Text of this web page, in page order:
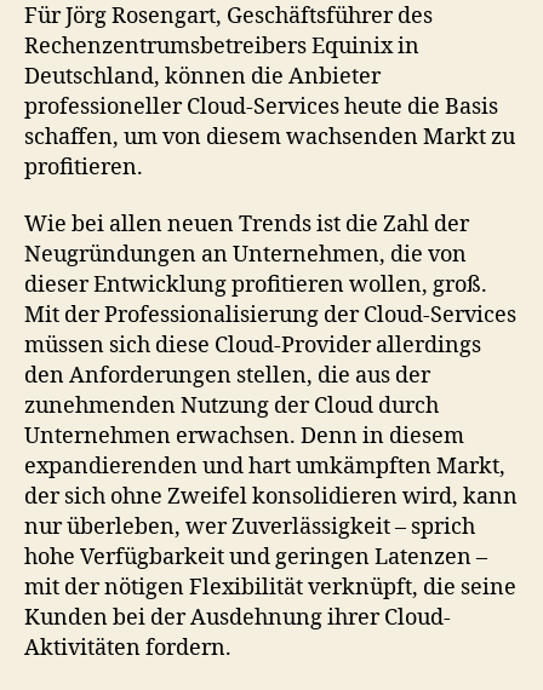
Für Jörg Rosengart, Geschäftsführer des
Rechenzentrumsbetreibers Equinix in
Deutschland, können die Anbieter
professioneller Cloud-Services heute die Basis
schaffen, um von diesem wachsenden Markt zu
profitieren.
Wie bei allen neuen Trends ist die Zahl der
Neugründungen an Unternehmen, die von
dieser Entwicklung profitieren wollen, groß.
Mit der Professionalisierung der Cloud-Services
müssen sich diese Cloud-Provider allerdings
den Anforderungen stellen, die aus der
zunehmenden Nutzung der Cloud durch
Unternehmen erwachsen. Denn in diesem
expandierenden und hart umkämpften Markt,
der sich ohne Zweifel konsolidieren wird, kann
nur überleben, wer Zuverlässigkeit – sprich
hohe Verfügbarkeit und geringen Latenzen –
mit der nötigen Flexibilität verknüpft, die seine
Kunden bei der Ausdehnung ihrer Cloud-
Aktivitäten fordern.